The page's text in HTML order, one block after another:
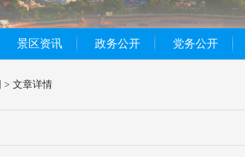
景区资讯 政务公开 党务公开
> 文章详情